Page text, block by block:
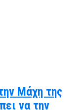
Μάχη της
να την